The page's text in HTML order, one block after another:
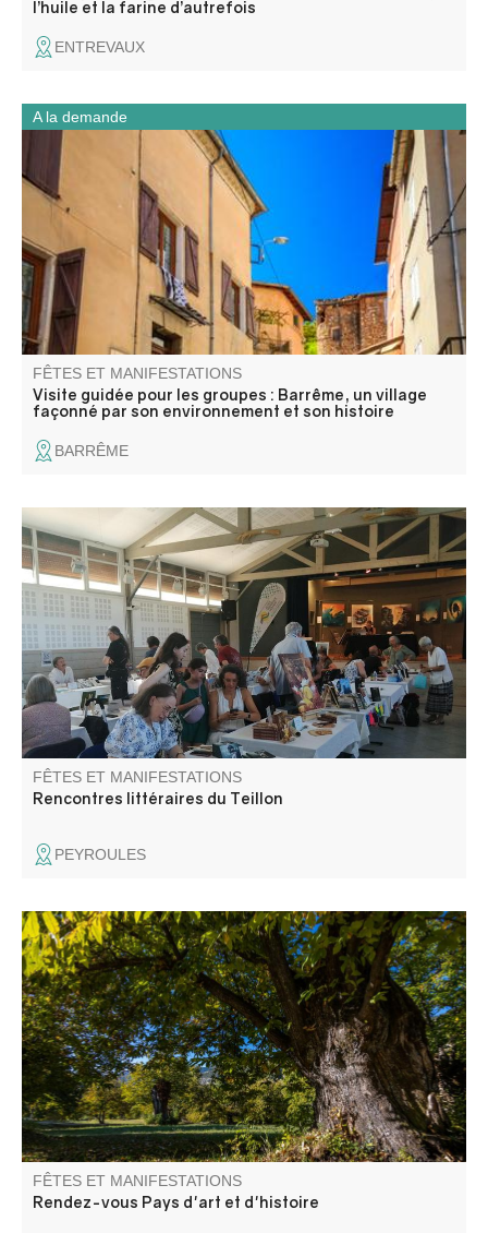
l’huile et la farine d’autrefois
ENTREVAUX
Barrême est un village façonné par son territoire : la
roche, l’eau et les voies de passage. Installé au confluent
de trois Asse, au pied du plateau Saint-Jean, il s’est
déplacé au fil des siècles, du bourg perché médiéval vers
FÊTES ET MANIFESTATIONS
Visite guidée pour les groupes : Barrême, un village
façonné par son environnement et son histoire
A la demande
BARRÊME
Salon du livre accueillant de nombreux auteurs.
Rencontres, interviews, espace lecture, dédicaces.
Animations autour du miel. Restauration sur place.
FÊTES ET MANIFESTATIONS
Rencontres littéraires du Teillon
PEYROULES
Patrimoine et agriculture : visite d'une châtaigneraie et
rencontre sur les variétés de châtaigne.
FÊTES ET MANIFESTATIONS
Rendez-vous Pays d'art et d'histoire